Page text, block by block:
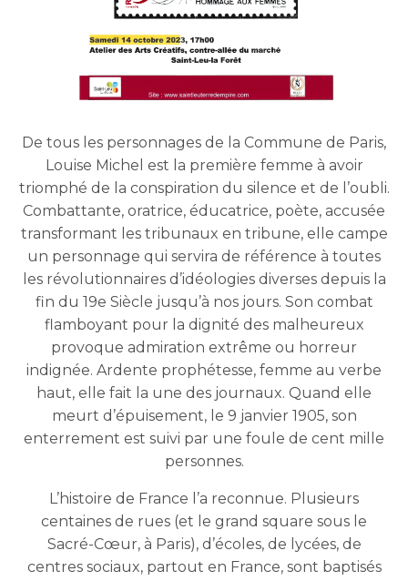
De tous les personnages de la Commune de Paris,
Louise Michel est la première femme à avoir
triomphé de la conspiration du silence et de l’oubli.
Combattante, oratrice, éducatrice, poète, accusée
transformant les tribunaux en tribune, elle campe
un personnage qui servira de référence à toutes
les révolutionnaires d’idéologies diverses depuis la
fin du 19e Siècle jusqu’à nos jours. Son combat
flamboyant pour la dignité des malheureux
provoque admiration extrême ou horreur
indignée. Ardente prophétesse, femme au verbe
haut, elle fait la une des journaux. Quand elle
meurt d’épuisement, le 9 janvier 1905, son
enterrement est suivi par une foule de cent mille
personnes.
L’histoire de France l’a reconnue. Plusieurs
centaines de rues (et le grand square sous le
Sacré-Cœur, à Paris), d’écoles, de lycées, de
centres sociaux, partout en France, sont baptisés